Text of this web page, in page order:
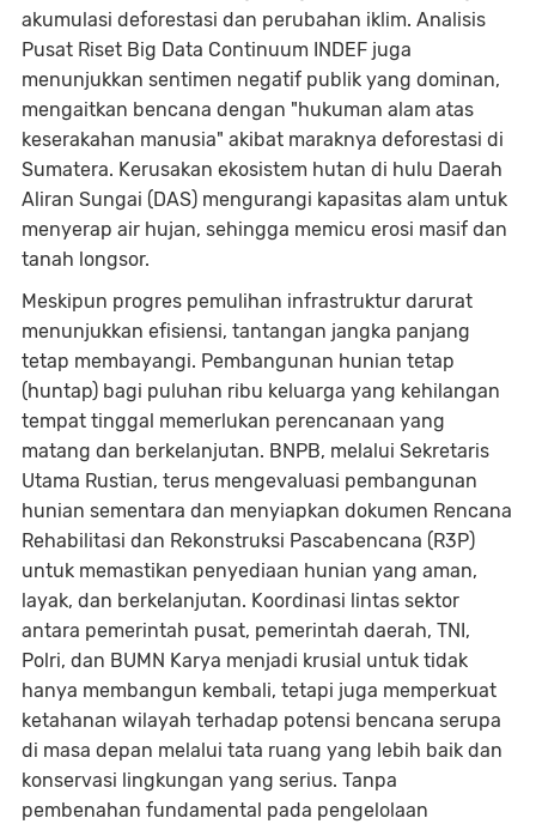
akumulasi deforestasi dan perubahan iklim. Analisis
Pusat Riset Big Data Continuum INDEF juga
menunjukkan sentimen negatif publik yang dominan,
mengaitkan bencana dengan "hukuman alam atas
keserakahan manusia" akibat maraknya deforestasi di
Sumatera. Kerusakan ekosistem hutan di hulu Daerah
Aliran Sungai (DAS) mengurangi kapasitas alam untuk
menyerap air hujan, sehingga memicu erosi masif dan
tanah longsor.
Meskipun progres pemulihan infrastruktur darurat
menunjukkan efisiensi, tantangan jangka panjang
tetap membayangi. Pembangunan hunian tetap
(huntap) bagi puluhan ribu keluarga yang kehilangan
tempat tinggal memerlukan perencanaan yang
matang dan berkelanjutan. BNPB, melalui Sekretaris
Utama Rustian, terus mengevaluasi pembangunan
hunian sementara dan menyiapkan dokumen Rencana
Rehabilitasi dan Rekonstruksi Pascabencana (R3P)
untuk memastikan penyediaan hunian yang aman,
layak, dan berkelanjutan. Koordinasi lintas sektor
antara pemerintah pusat, pemerintah daerah, TNI,
Polri, dan BUMN Karya menjadi krusial untuk tidak
hanya membangun kembali, tetapi juga memperkuat
ketahanan wilayah terhadap potensi bencana serupa
di masa depan melalui tata ruang yang lebih baik dan
konservasi lingkungan yang serius. Tanpa
pembenahan fundamental pada pengelolaan